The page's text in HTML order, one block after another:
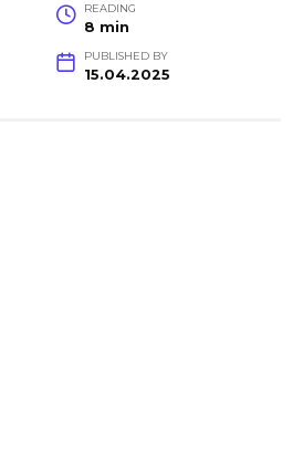
READING
8 min
PUBLISHED BY
15.04.2025